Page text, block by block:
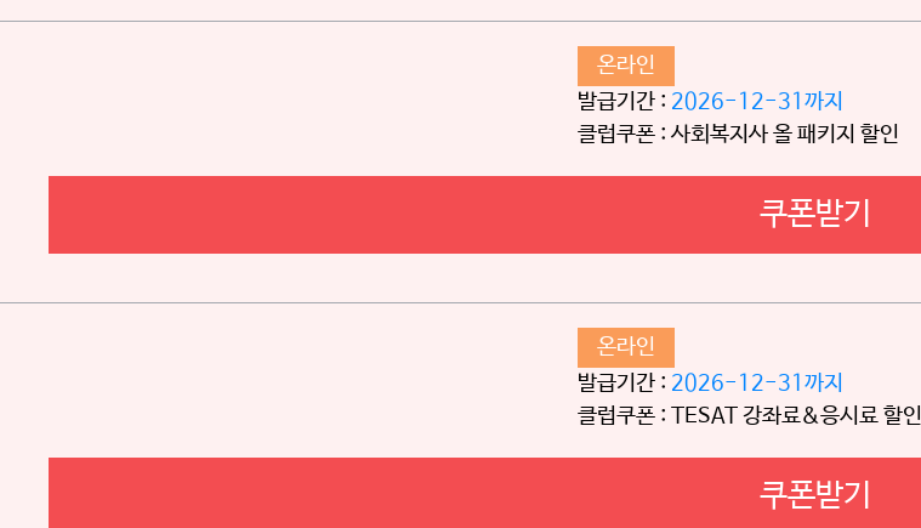
온라인
발급기간 : 2026-12-31까지
클럽쿠폰 : 사회복지사 올 패키지 할인
쿠폰받기
온라인
발급기간 : 2026-12-31까지
클럽쿠폰 : TESAT 강좌료&응시료 할인
쿠폰받기